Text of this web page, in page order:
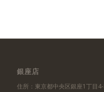
銀座店
住所：東京都中央区銀座1丁目